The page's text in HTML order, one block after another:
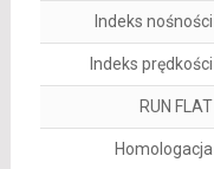
Indeks nośności
Indeks prędkości
RUN FLAT
Homologacja